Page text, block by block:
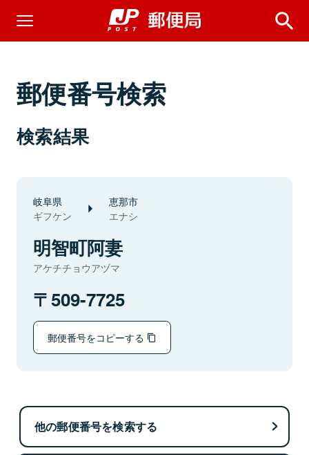
郵便番号検索
検索結果
岐阜県
ギフケン
恵那市
エナシ
明智町阿妻
アケチチョウアヅマ
509-7725
郵便番号をコピーする
他の郵便番号を検索する